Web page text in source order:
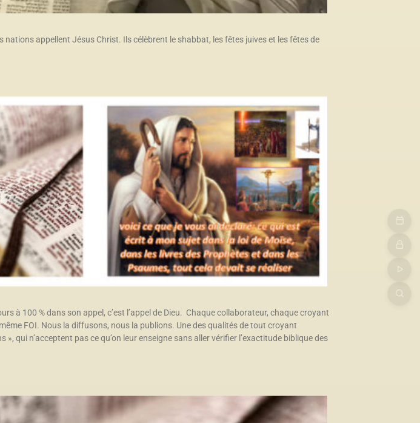
appellent Jésus Christ. Ils célèbrent le shabbat, les fêtes juives et les fêtes de
à 100 % dans son appel, c’est l’appel de Dieu. Chaque collaborateur, chaque croyant
FOI. Nous la diffusons, nous la publions. Une des qualités de tout croyant